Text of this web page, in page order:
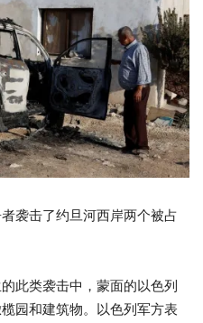
袭击了约旦河西岸两个被占
此类袭击中，蒙面的以色列
园和建筑物。以色列军方表